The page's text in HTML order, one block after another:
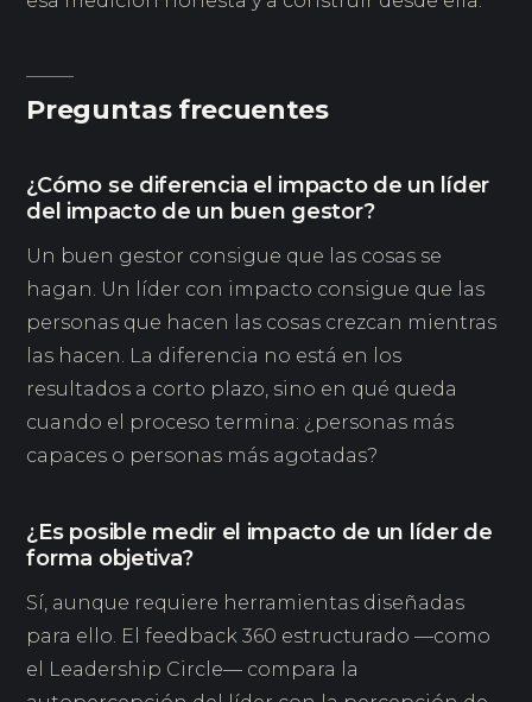
Preguntas frecuentes
¿Cómo se diferencia el impacto de un líder
del impacto de un buen gestor?
Un buen gestor consigue que las cosas se
hagan. Un líder con impacto consigue que las
personas que hacen las cosas crezcan mientras
las hacen. La diferencia no está en los
resultados a corto plazo, sino en qué queda
cuando el proceso termina: ¿personas más
capaces o personas más agotadas?
¿Es posible medir el impacto de un líder de
forma objetiva?
Sí, aunque requiere herramientas diseñadas
para ello. El feedback 360 estructurado —como
el Leadership Circle— compara la